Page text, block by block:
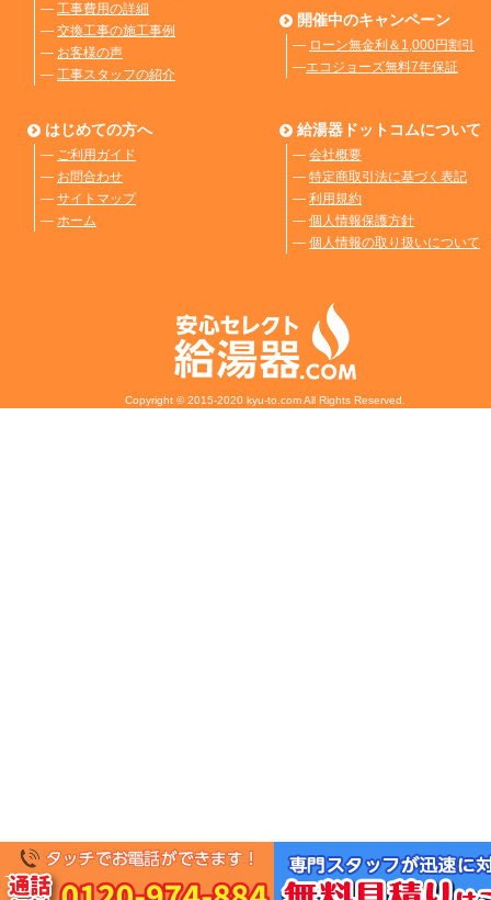
― 工事費用の詳細
― 交換工事の施工事例
― お客様の声
― 工事スタッフの紹介
開催中のキャンペーン
― ローン無金利＆1,000円割引
―エコジョーズ無料7年保証
はじめての方へ
― ご利用ガイド
― お問合わせ
― サイトマップ
― ホーム
給湯器ドットコムについて
― 会社概要
― 特定商取引法に基づく表記
― 利用規約
― 個人情報保護方針
― 個人情報の取り扱いについて
Copyright © 2015-2020 kyu-to.com All Rights Reserved.